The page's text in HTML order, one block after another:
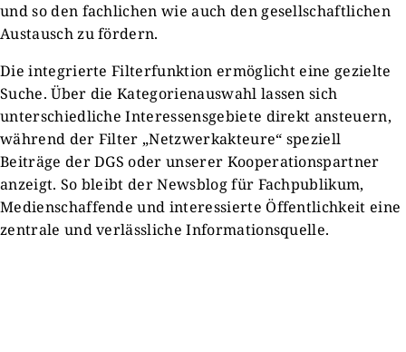
und so den fachlichen wie auch den gesellschaftlichen
Austausch zu fördern.
Die integrierte Filterfunktion ermöglicht eine gezielte
Suche. Über die Kategorienauswahl lassen sich
unterschiedliche Interessensgebiete direkt ansteuern,
während der Filter „Netzwerkakteure“ speziell
Beiträge der DGS oder unserer Kooperationspartner
anzeigt. So bleibt der Newsblog für Fachpublikum,
Medienschaffende und interessierte Öffentlichkeit eine
zentrale und verlässliche Informationsquelle.